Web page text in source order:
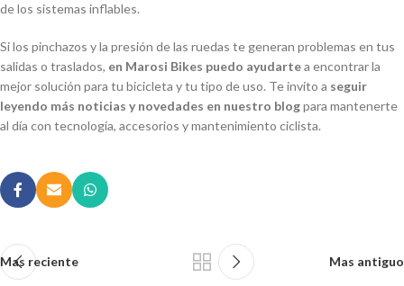
de los sistemas inflables.
Si los pinchazos y la presión de las ruedas te generan problemas en tus
salidas o traslados, en Marosi Bikes puedo ayudartea encontrar la
mejor solución para tu bicicleta y tu tipo de uso. Te invito a seguir
leyendo más noticias y novedades en nuestro blogpara mantenerte
al día con tecnología, accesorios y mantenimiento ciclista.
Mas reciente Mas antiguo